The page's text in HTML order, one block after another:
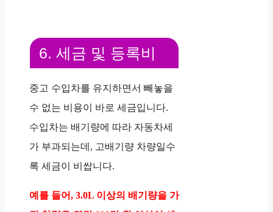
6. 세금 및 등록비
중고 수입차를 유지하면서 빼놓을
수 없는 비용이 바로 세금입니다.
수입차는 배기량에 따라 자동차세
가 부과되는데, 고배기량 차량일수
록 세금이 비쌉니다.
예를 들어, 3.0L 이상의 배기량을 가